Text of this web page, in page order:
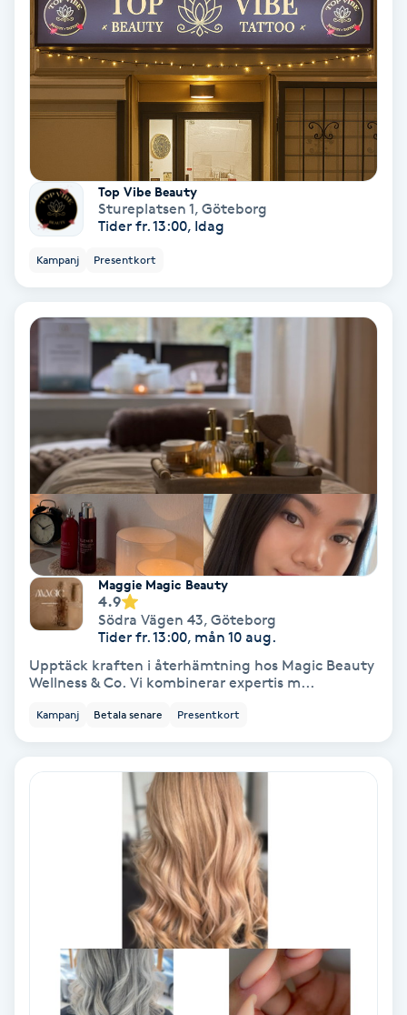
Huduppstramning
Hudvård
Hyaluronsyra
Hyperhidros
Hypnos
Hårborttagning
Hårbottenbehandling
Hårförlängning
Hälsa
Hälsprickor
Idrottsmassage
Katun fransar
Kemisk peeling
Top Vibe Beauty
Stureplatsen 1, Göteborg
Tider fr. 13:00, Idag
Kampanj Presentkort
Maggie Magic Beauty
4.9
Södra Vägen 43, Göteborg
Tider fr. 13:00, mån 10 aug.
Upptäck kraften i återhämtning hos Magic Beauty
Wellness & Co. Vi kombinerar expertis m...
Kampanj Betala senare Presentkort